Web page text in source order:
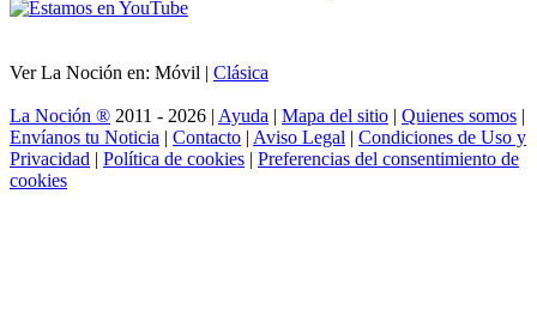
Ver La Noción en: Móvil | Clásica
La Noción ® 2011 - 2026 | Ayuda | Mapa del sitio | Quienes somos |
Envíanos tu Noticia | Contacto | Aviso Legal | Condiciones de Uso y
Privacidad | Política de cookies | Preferencias del consentimiento de
cookies